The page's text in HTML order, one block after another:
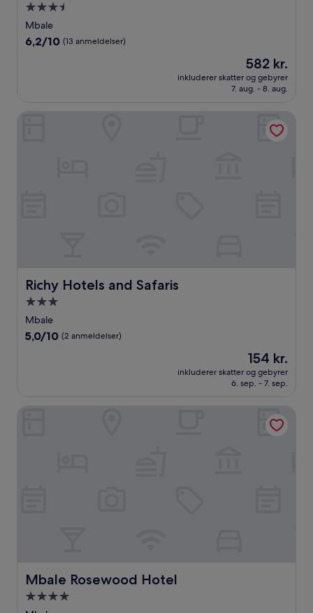
3.5-
stjernet
overnatningssted
Mbale
6.2
6,2/10 (13 anmeldelser)
Prisen
er
582 kr.
582 kr.
inkluderer skatter og gebyrer
7. aug. - 8. aug.
Richy Hotels and Safaris
Richy Hotels and Safaris
3.0-
stjernet
overnatningssted
Mbale
5.0
5,0/10 (2 anmeldelser)
Prisen
er
154 kr.
154 kr.
inkluderer skatter og gebyrer
6. sep. - 7. sep.
Mbale Rosewood Hotel
Mbale Rosewood Hotel
4.0-